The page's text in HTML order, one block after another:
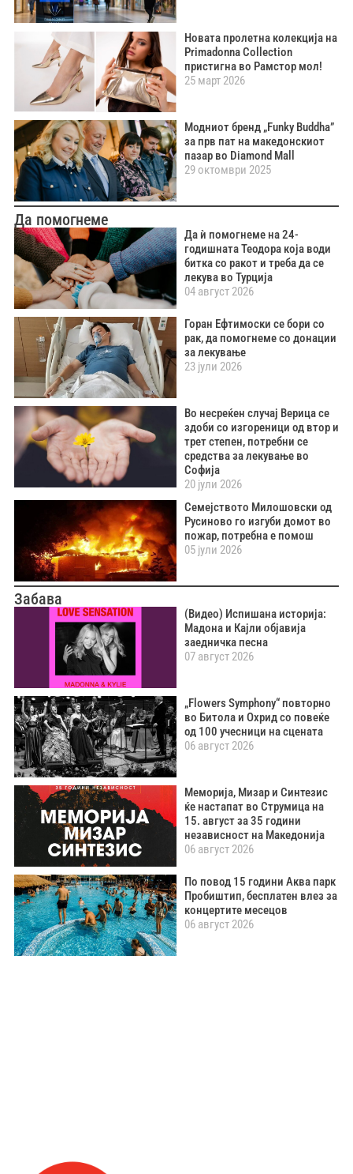
Новата пролетна колекција на
Primadonna Collection
пристигна во Рамстор мол!
25 март 2026
Модниот бренд „Funky Buddha”
за прв пат на македонскиот
пазар во Diamond Mall
29 октомври 2025
Да помогнеме
Да ѝ помогнеме на 24-
годишната Теодора која води
битка со ракот и треба да се
лекува во Турција
04 август 2026
Горан Ефтимоски се бори со
рак, да помогнеме со донации
за лекување
23 јули 2026
Во несреќен случај Верица се
здоби со изгореници од втор и
трет степен, потребни се
средства за лекување во
Софија
20 јули 2026
Семејството Милошовски од
Русиново го изгуби домот во
пожар, потребна е помош
05 јули 2026
Забава
(Видео) Испишана историја:
Мадона и Кајли објавија
заедничка песна
07 август 2026
„Flowers Symphony“ повторно
во Битола и Охрид со повеќе
од 100 учесници на сцената
06 август 2026
Меморија, Мизар и Синтезис
ќе настапат во Струмица на
15. август за 35 години
независност на Македонија
06 август 2026
По повод 15 години Аква парк
Пробиштип, бесплатен влез за
концертите месецов
06 август 2026